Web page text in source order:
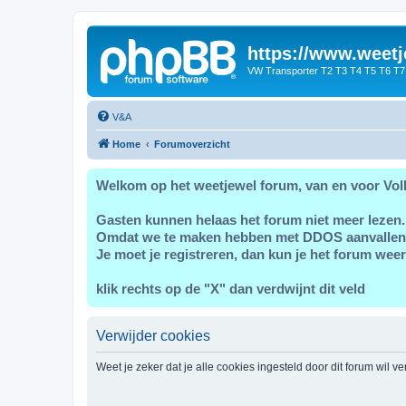
https://
VW Transporter T2 T3 T4 T5 T6
V&A
Home Forumoverzicht
Welkom op het weetjewel forum, van en voor
Gasten kunnen helaas het forum niet meer lezen.
Omdat we te maken hebben met DDOS
Je moet je registreren, dan kun je het forum
klik rechts op de "X" dan verdwijnt dit veld
Verwijder cookies
Weet je zeker dat je alle cookies ingesteld door dit forum wil